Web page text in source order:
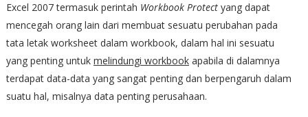
Excel 2007 termasuk perintah Workbook Protectyang dapat
mencegah orang lain dari membuat sesuatu perubahan pada
tata letak worksheet dalam workbook, dalam hal ini sesuatu
yang penting untuk melindungi workbookapabila di dalamnya
terdapat data-data yang sangat penting dan berpengaruh dalam
suatu hal, misalnya data penting perusahaan.